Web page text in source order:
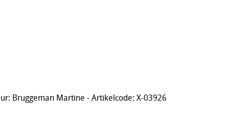
Bruggeman Martine - Artikelcode: X-03926